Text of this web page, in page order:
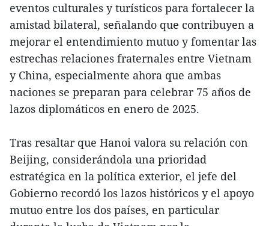
eventos culturales y turísticos para fortalecer la
amistad bilateral, señalando que contribuyen a
mejorar el entendimiento mutuo y fomentar las
estrechas relaciones fraternales entre Vietnam
y China, especialmente ahora que ambas
naciones se preparan para celebrar 75 años de
lazos diplomáticos en enero de 2025.
Tras resaltar que Hanoi valora su relación con
Beijing, considerándola una prioridad
estratégica en la política exterior, el jefe del
Gobierno recordó los lazos históricos y el apoyo
mutuo entre los dos países, en particular